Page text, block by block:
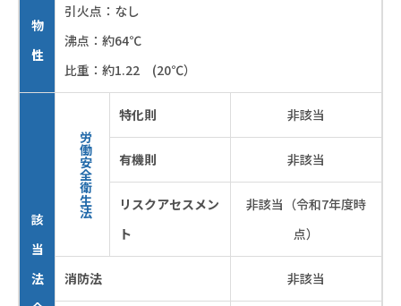
物
性
引火点：なし
沸点：約64℃
比重：約1.22 (20℃）
該
当
法
労働安全衛生法
特化則 非該当
有機則 非該当
リスクアセスメン
ト
非該当（令和7年度時
点）
消防法 非該当